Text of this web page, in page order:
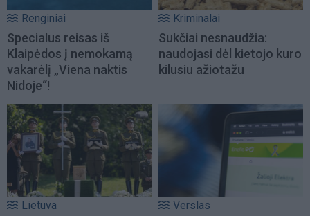
Renginiai
Specialus reisas iš
Klaipėdos į nemokamą
vakarėlį „Viena naktis
Nidoje“!
Kriminalai
Sukčiai nesnaudžia:
naudojasi dėl kietojo kuro
kilusiu ažiotažu
Lietuva Verslas